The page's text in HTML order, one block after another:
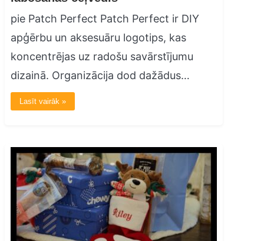
pie Patch Perfect Patch Perfect ir DIY
apģērbu un aksesuāru logotips, kas
koncentrējas uz radošu savārstījumu
dizainā. Organizācija dod dažādus…
Lasīt vairāk »